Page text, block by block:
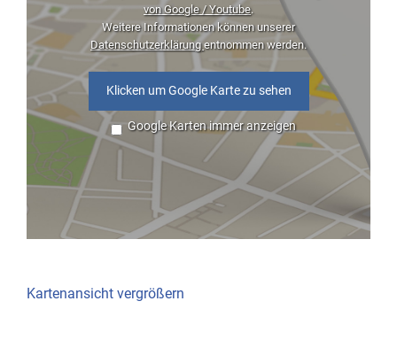
von Google / Youtube.
Weitere Informationen können unserer
Datenschutzerklärungentnommen werden.
Klicken um Google Karte zu sehen
Google Karten immer anzeigen
Kartenansicht vergrößern